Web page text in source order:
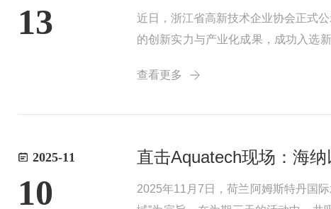
13
近日，浙江省高新技术企业协会正式
的创新实力与产业化成果，成功入选
化...
查看更多
2025-11
10
直击Aquatech现场：海
2025年11月7日，荷兰阿姆斯特丹国